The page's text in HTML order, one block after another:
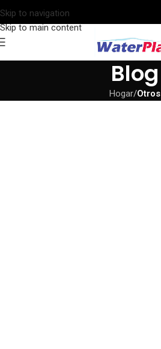
Skip to navigation
Skip to main content
Blog
Hogar/Otros